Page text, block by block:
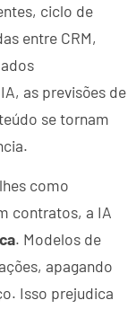
ciclo de
entre CRM,
as previsões de
se tornam
como
contratos, a IA
. Modelos de
apagando
Isso prejudica